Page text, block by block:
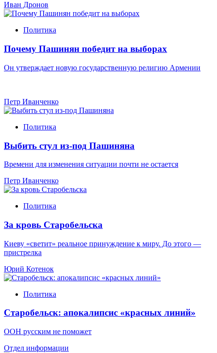
Иван Дронов
Политика
Почему Пашинян победит на выборах
Он утверждает новую государственную религию Армении
Петр Иванченко
Политика
Выбить стул из-под Пашиняна
Времени для изменения ситуации почти не остается
Петр Иванченко
Политика
За кровь Старобельска
Киеву «светит» реальное принуждение к миру. До этого —
пристрелка
Юрий Котенок
Политика
Старобельск: апокалипсис «красных линий»
ООН русским не поможет
Отдел информации